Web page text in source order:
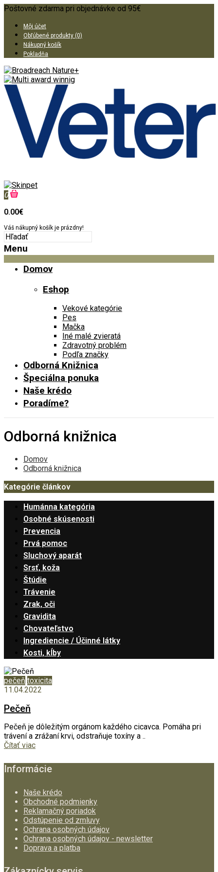
Poštovné zdarma pri objednávke od 95€
Môj účet
Obľúbené produkty (0)
Nákupný košík
Pokladňa
0
0.00€
Váš nákupný košík je prázdny!
Menu
Domov
Eshop
Vekové kategórie
Pes
Mačka
Iné malé zvieratá
Zdravotný problém
Podľa značky
Odborná Knižnica
Špeciálna ponuka
Naše krédo
Poradíme?
Odborná knižnica
Domov
Odborná knižnica
Kategórie článkov
Humánna kategória
Osobné skúsenosti
Prevencia
Prvá pomoc
Sluchový aparát
Srsť, koža
Štúdie
Trávenie
Zrak, oči
Gravidita
Chovateľstvo
Ingrediencie / Účinné látky
Kosti, kĺby
pečeň toxicita
11.04.2022
Pečeň
Pečeň je dôležitým orgánom každého cicavca. Pomáha pri
trávení a zrážaní krvi, odstraňuje toxíny a ..
Čítať viac
Informácie
Naše krédo
Obchodné podmienky
Reklamačný poriadok
Odstúpenie od zmluvy
Ochrana osobných údajov
Ochrana osobných údajov - newsletter
Doprava a platba